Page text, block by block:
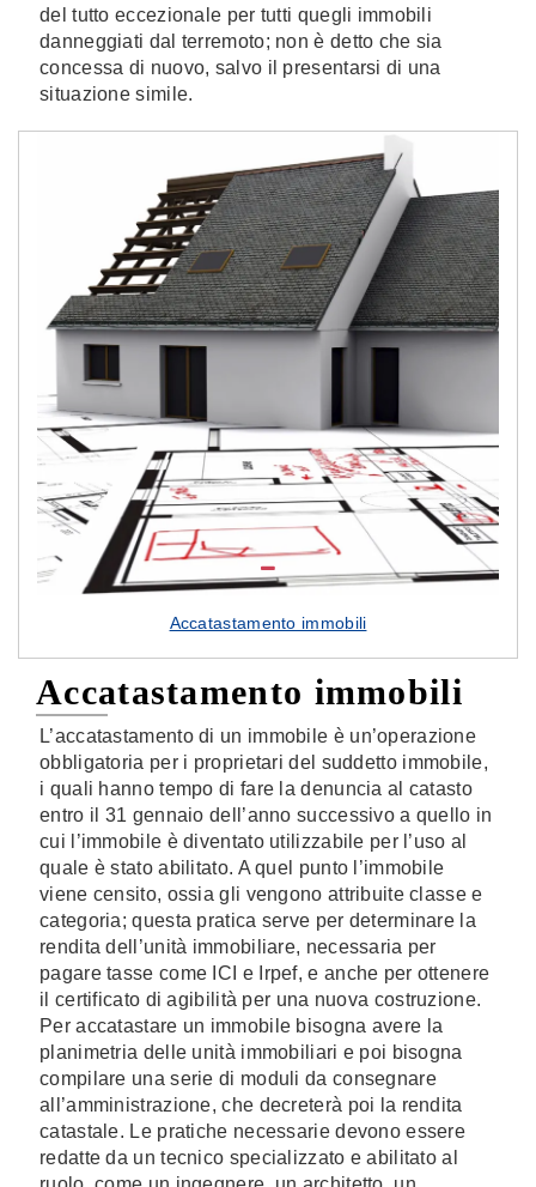
del tutto eccezionale per tutti quegli immobili
danneggiati dal terremoto; non è detto che sia
concessa di nuovo, salvo il presentarsi di una
situazione simile.
Accatastamento immobili
Accatastamento immobili
L’accatastamento di un immobile è un’operazione
obbligatoria per i proprietari del suddetto immobile,
i quali hanno tempo di fare la denuncia al catasto
entro il 31 gennaio dell’anno successivo a quello in
cui l’immobile è diventato utilizzabile per l’uso al
quale è stato abilitato. A quel punto l’immobile
viene censito, ossia gli vengono attribuite classe e
categoria; questa pratica serve per determinare la
rendita dell’unità immobiliare, necessaria per
pagare tasse come ICI e Irpef, e anche per ottenere
il certificato di agibilità per una nuova costruzione.
Per accatastare un immobile bisogna avere la
planimetria delle unità immobiliari e poi bisogna
compilare una serie di moduli da consegnare
all’amministrazione, che decreterà poi la rendita
catastale. Le pratiche necessarie devono essere
redatte da un tecnico specializzato e abilitato al